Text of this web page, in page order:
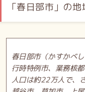
「春日部市」の
春日部市（かすかべ
行時特例市、業務核
人口は約22万人で、